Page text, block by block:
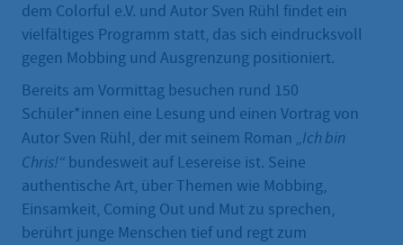
dem Colorful e.V. und Autor Sven Rühl findet ein
vielfältiges Programm statt, das sich eindrucksvoll
gegen Mobbing und Ausgrenzung positioniert.
Bereits am Vormittag besuchen rund 150
Schüler*innen eine Lesung und einen Vortrag von
Autor Sven Rühl, der mit seinem Roman „Ich bin
Chris!“ bundesweit auf Lesereise ist. Seine
authentische Art, über Themen wie Mobbing,
Einsamkeit, Coming Out und Mut zu sprechen,
berührt junge Menschen tief und regt zum